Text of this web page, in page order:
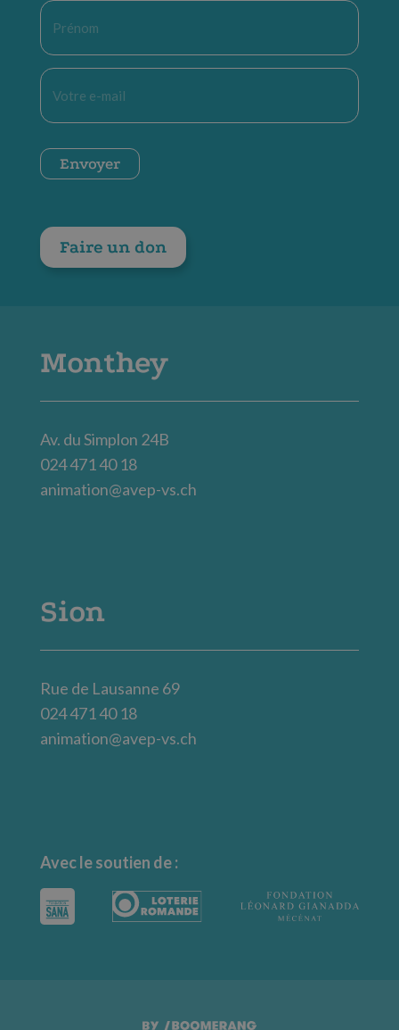
Prénom
E-
mail
CAPTCHA
Envoyer
Faire un don
Monthey
Av. du Simplon 24B
024 471 40 18
animation@avep-vs.ch
Sion
Rue de Lausanne 69
024 471 40 18
animation@avep-vs.ch
Avec le soutien de :